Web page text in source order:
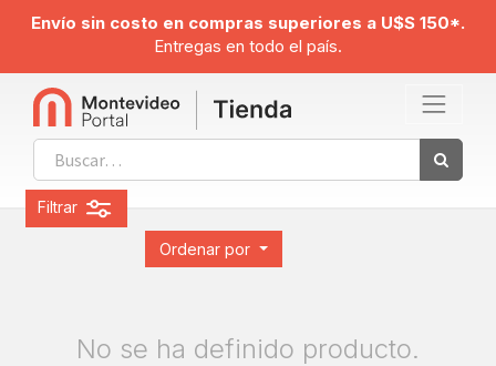
Envío sin costo en compras superiores a U$S 150*.
Entregas en todo el país.
Ordenar por
Filtrar
No se ha definido producto.